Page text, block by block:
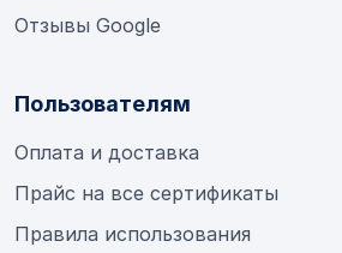
Отзывы Google
Пользователям
Оплата и доставка
Прайс на все сертификаты
Правила использования